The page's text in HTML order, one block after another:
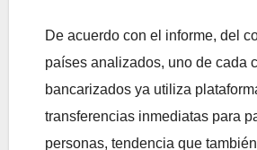
De acuerdo con el informe, del
países analizados, uno de cada
bancarizados ya utiliza
transferencias inmediatas para
personas, tendencia que